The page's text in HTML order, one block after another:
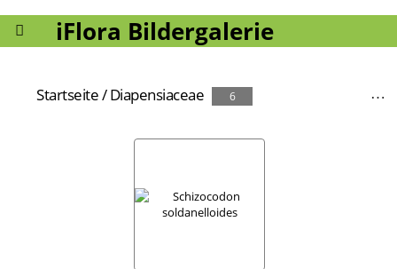
iFlora Bildergalerie
Startseite/Diapensiaceae 6